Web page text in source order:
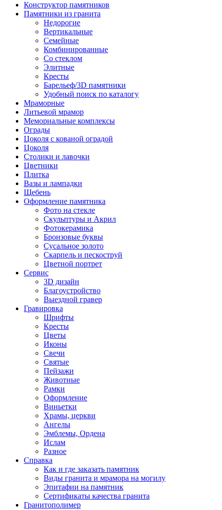
Конструктор памятников
Памятники из гранита
Недорогие
Вертикальные
Семейные
Комбинированные
Со стеклом
Элитные
Кресты
Барельеф/3D памятники
Удобный поиск по каталогу
Мраморные
Литьевой мрамор
Мемориальные комплексы
Ограды
Цоколя с кованой оградой
Цоколя
Столики и лавочки
Цветники
Плитка
Вазы и лампадки
Щебень
Оформление памятника
Фото на стекле
Скульптуры и Акрил
Фотокерамика
Бронзовые буквы
Сусальное золото
Скарпель и пескоструй
Цветной портрет
Сервис
3D дизайн
Благоустройство
Выездной гравер
Гравировка
Шрифты
Кресты
Цветы
Иконы
Свечи
Святые
Пейзажи
Животные
Рамки
Оформление
Виньетки
Храмы, церкви
Ангелы
Эмблемы, Ордена
Ислам
Разное
Справка
Как и где заказать памятник
Виды гранита и мрамора на могилу
Эпитафии на памятник
Сертификаты качества гранита
Гранитополимер